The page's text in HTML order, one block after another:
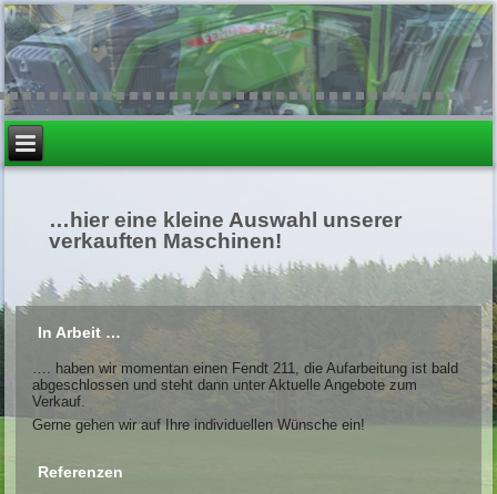
…hier eine kleine Auswahl unserer
verkauften Maschinen!
In Arbeit …
…. haben wir momentan einen Fendt 211, die Aufarbeitung ist bald
abgeschlossen und steht dann unter Aktuelle Angebote zum
Verkauf.
Gerne gehen wir auf Ihre individuellen Wünsche ein!
Referenzen